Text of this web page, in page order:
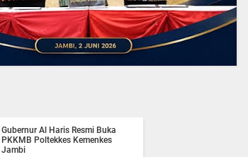
Gubernur Al Haris Resmi Buka
PKKMB Poltekkes Kemenkes
Jambi